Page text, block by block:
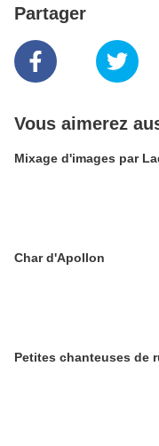
Partager
Vous aimerez
Mixage d'images par
Char d'Apollon
Petites chanteuses de